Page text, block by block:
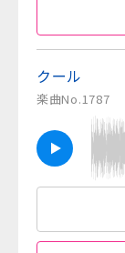
クール
楽曲No.1787